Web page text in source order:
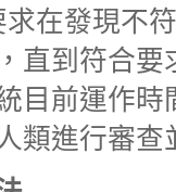
在發現不
直到符合
目前運作
類進行審